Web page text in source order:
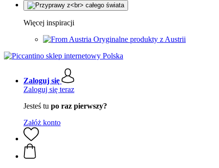
Więcej inspiracji
Oryginalne produkty z Austrii
Zaloguj się
Zaloguj się teraz
Jesteś tu po raz pierwszy?
Załóż konto